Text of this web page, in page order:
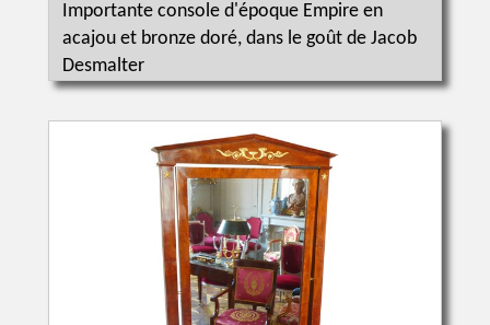
Importante console d'époque Empire en
acajou et bronze doré, dans le goût de Jacob
Desmalter